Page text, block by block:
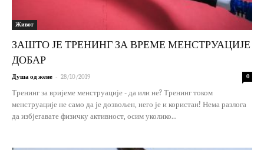
Живот
ЗАШТО ЈЕ ТРЕНИНГ ЗА ВРЕМЕ МЕНСТРУАЦИЈЕ
ДОБАР
Душа од жене - 28/10/2019 0
Тренинг за вријеме менструације - да или не? Тренинг током
менструације не само да је дозвољен, него је и користан! Нема разлога
да избјегавате физичку активност, осим уколико...